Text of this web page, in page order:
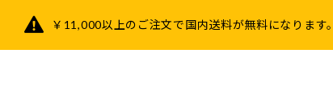
￥11,000以上のご注文で国内送料が無料になります。